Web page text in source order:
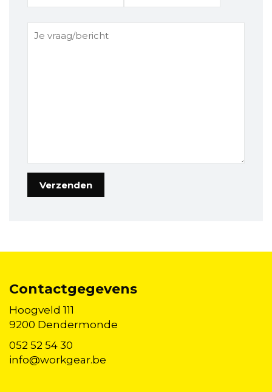
Contactgegevens
Hoogveld 111
9200 Dendermonde
052 52 54 30
info@workgear.be